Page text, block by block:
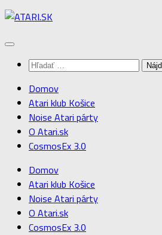
Preskočiť
obsah
Hľadať:
Domov
Atari klub Košice
Noise Atari párty
O Atari.sk
CosmosEx 3.0
Domov
Atari klub Košice
Noise Atari párty
O Atari.sk
CosmosEx 3.0